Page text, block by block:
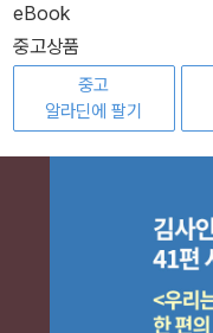
eBook
중고상품
중고
알라딘에 팔기